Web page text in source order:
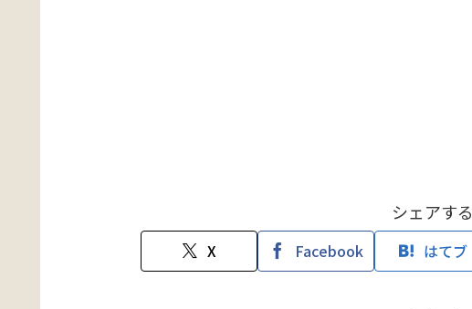
シェアする
X Facebook はてブ